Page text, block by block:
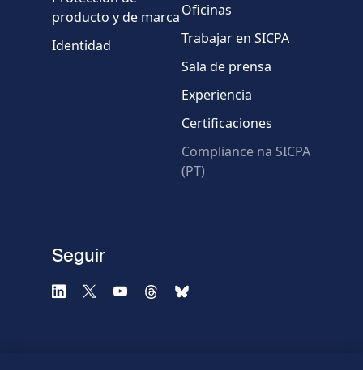
* Campos obligatorios
producto y de marca
Identidad
Oficinas
Trabajar en SICPA
Sala de prensa
Experiencia
Certificaciones
Compliance na SICPA
(PT)
Seguir